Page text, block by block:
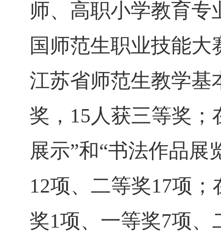
师、高职小学教育专
国师范生职业技能大
江苏省师范生教学基
奖，15人获三等奖；
展示”和“书法作品展
12项、二等奖17项
奖1项、一等奖7项、